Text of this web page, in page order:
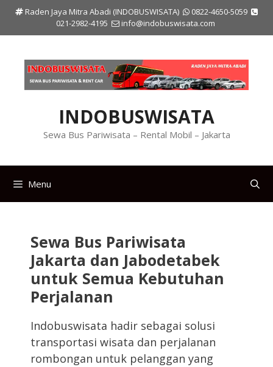
Langsung
isi
Raden Jaya Mitra Abadi (INDOBUSWISATA)
0822-4650-5059
021-2982-4195
info@indobuswisata.com
INDOBUSWISATA
Sewa Bus Pariwisata – Rental Mobil – Jakarta
Menu
Sewa Bus Pariwisata
Jakarta dan Jabodetabek
untuk Semua Kebutuhan
Perjalanan
Indobuswisata hadir sebagai solusi
transportasi wisata dan perjalanan
rombongan untuk pelanggan yang